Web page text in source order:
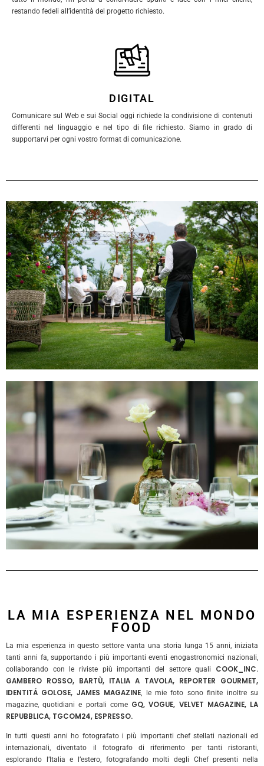
restando fedeli all’identità del progetto richiesto.
DIGITAL
Comunicare sul Web e sui Social oggi richiede la condivisione di contenuti
differenti nel linguaggio e nel tipo di file richiesto. Siamo in grado di
supportarvi per ogni vostro format di comunicazione.
LA MIA ESPERIENZA NEL MONDO
FOOD
La mia esperienza in questo settore vanta una storia lunga 15 anni, iniziata
tanti anni fa, supportando i più importanti eventi enogastronomici nazionali,
collaborando con le riviste più importanti del settore quali COOK_INC.
GAMBERO ROSSO, BARTÙ, ITALIA A TAVOLA, REPORTER GOURMET,
IDENTITÁ GOLOSE, JAMES MAGAZINE, le mie foto sono finite inoltre su
magazine, quotidiani e portali come GQ, VOGUE, VELVET MAGAZINE, LA
REPUBBLICA, TGCOM24, ESPRESSO.
In tutti questi anni ho fotografato i più importanti chef stellati nazionali ed
internazionali, diventato il fotografo di riferimento per tanti ristoranti,
esplorando l’Italia e l’estero, fotografando molti degli Chef presenti nella